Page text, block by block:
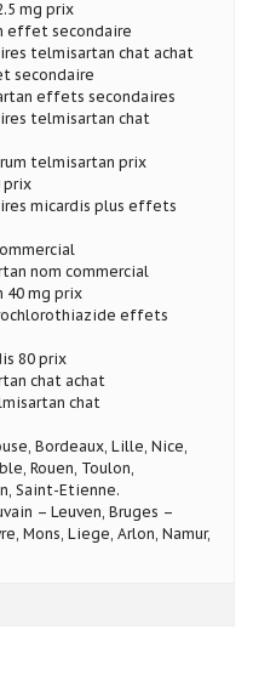
mg prix
effet secondaire
telmisartan chat achat
secondaire
effets secondaires
telmisartan chat
telmisartan prix
prix
micardis plus effets
nom commercial
40 mg prix
effets
80 prix
chat achat
chat
Bordeaux, Lille, Nice,
Rouen, Toulon,
Saint-Etienne.
– Leuven, Bruges –
Mons, Liege, Arlon, Namur,